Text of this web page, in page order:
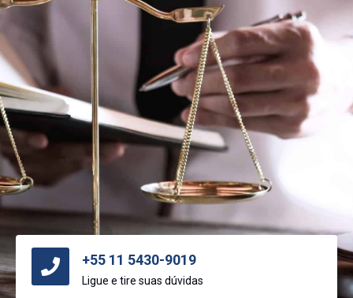
+55 11 5430-9019
Ligue e tire suas dúvidas